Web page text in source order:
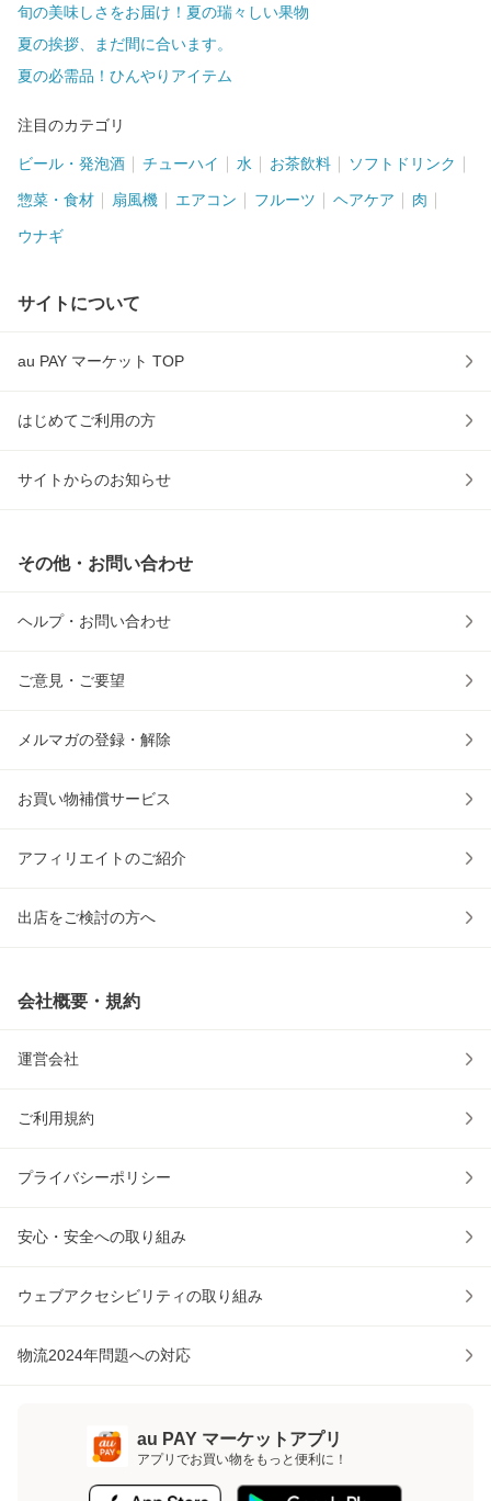
旬の美味しさをお届け！夏の瑞々しい果物
夏の挨拶、まだ間に合います。
夏の必需品！ひんやりアイテム
注目のカテゴリ
ビール・発泡酒 チューハイ 水 お茶飲料 ソフトドリンク
惣菜・食材 扇風機 エアコン フルーツ ヘアケア 肉
ウナギ
サイトについて
au PAY マーケット TOP
はじめてご利用の方
サイトからのお知らせ
その他・お問い合わせ
ヘルプ・お問い合わせ
ご意見・ご要望
メルマガの登録・解除
お買い物補償サービス
アフィリエイトのご紹介
出店をご検討の方へ
会社概要・規約
運営会社
ご利用規約
プライバシーポリシー
安心・安全への取り組み
ウェブアクセシビリティの取り組み
物流2024年問題への対応
au PAY マーケットアプリ
アプリでお買い物をもっと便利に！